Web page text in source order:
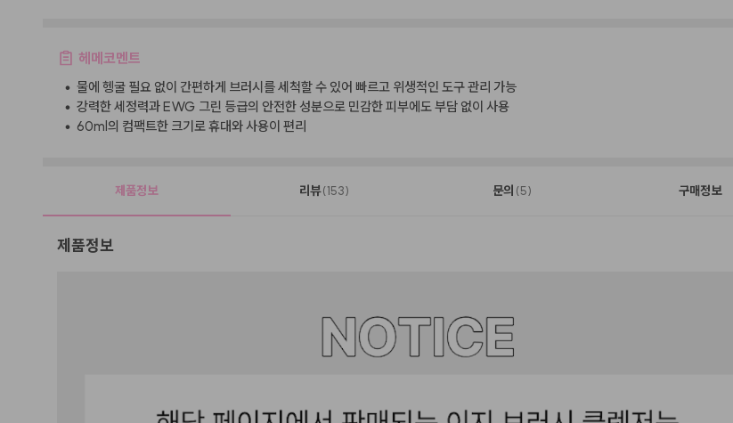
헤메코멘트
• 물에 헹굴 필요 없이 간편하게 브러시를 세척할 수 있어 빠르고 위생적인 도구 관리 가능
• 강력한 세정력과 EWG 그린 등급의 안전한 성분으로 민감한 피부에도 부담 없이 사용
• 60ml의 컴팩트한 크기로 휴대와 사용이 편리
제품정보 리뷰(153) 문의 (5) 구매정보
제품정보